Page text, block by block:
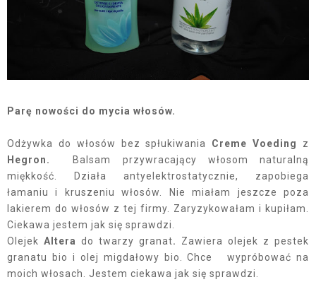
Parę nowości do mycia włosów.
Odżywka do włosów bez spłukiwania Creme Voeding
z
Hegron.
Balsam przywracający włosom naturalną
miękkość. Działa antyelektrostatycznie, zapobiega
łamaniu i kruszeniu włosów. Nie miałam jeszcze poza
lakierem do włosów z tej firmy. Zaryzykowałam i kupiłam.
Ciekawa jestem jak się sprawdzi.
Olejek Altera do twarzy granat.
Zawiera olejek z pestek
granatu bio i olej migdałowy bio. Chce wypróbować na
moich włosach. Jestem ciekawa jak się sprawdzi.